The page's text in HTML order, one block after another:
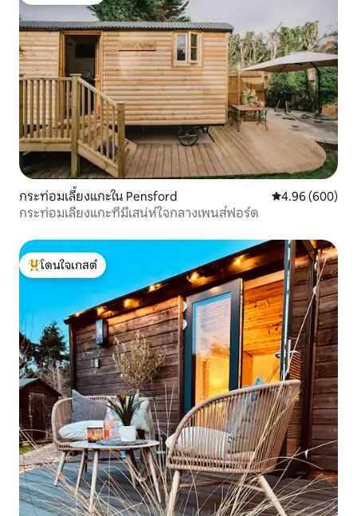
กระท่อมเลี้ยงแกะใน Pensford คะแนนเฉลี่ย
4.96 (600)
กระท่อมเลี้ยงแกะที่มีเสน่ห์ใจกลางเพนส์ฟอร์ด
โดนใจเกสต์ที่สุด
โดนใจเกสต์